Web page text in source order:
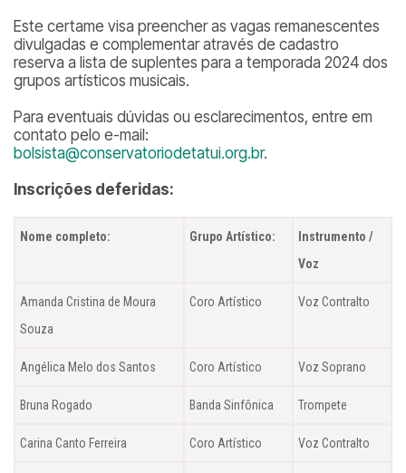
Este certame visa preencher as vagas remanescentes
divulgadas e complementar através de cadastro
reserva a lista de suplentes para a temporada 2024 dos
grupos artísticos musicais.
Para eventuais dúvidas ou esclarecimentos, entre em
contato pelo e-mail:
bolsista@conservatoriodetatui.org.br.
Inscrições deferidas:
Nome completo: Grupo Artístico:
Instrumento /
Voz
Amanda Cristina de Moura
Souza
Coro Artístico Voz Contralto
Angélica Melo dos Santos Coro Artístico Voz Soprano
Bruna Rogado Banda Sinfônica Trompete
Carina Canto Ferreira Coro Artístico Voz Contralto